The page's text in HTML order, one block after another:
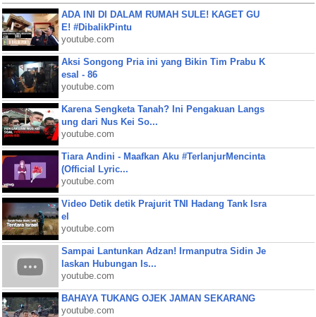
ADA INI DI DALAM RUMAH SULE! KAGET GU
E! #DibalikPintu
youtube.com
Aksi Songong Pria ini yang Bikin Tim Prabu K
esal - 86
youtube.com
Karena Sengketa Tanah? Ini Pengakuan Langs
ung dari Nus Kei So...
youtube.com
Tiara Andini - Maafkan Aku #TerlanjurMencinta
(Official Lyric...
youtube.com
Video Detik detik Prajurit TNI Hadang Tank Isra
el
youtube.com
Sampai Lantunkan Adzan! Irmanputra Sidin Je
laskan Hubungan Is...
youtube.com
BAHAYA TUKANG OJEK JAMAN SEKARANG
youtube.com